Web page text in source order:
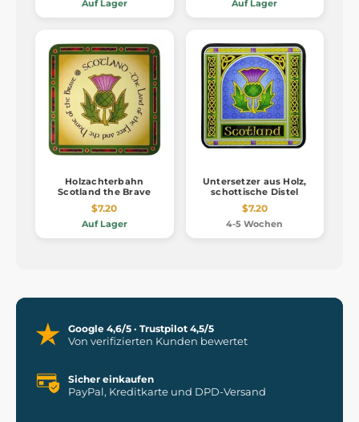
Auf Lager Auf Lager
Holzachterbahn
Scotland the Brave
$7.20
Auf Lager
Untersetzer aus Holz,
schottische Distel
$7.20
4-5 Wochen
Google 4,6/5 · Trustpilot 4,5/5
Von verifizierten Kunden bewertet
Sicher einkaufen
PayPal, Kreditkarte und DPD-Versand